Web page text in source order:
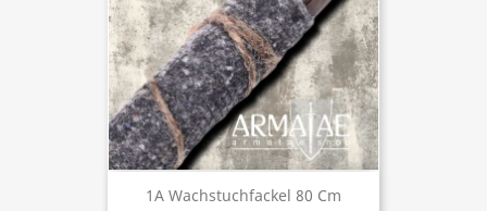
1A Wachstuchfackel 80 Cm